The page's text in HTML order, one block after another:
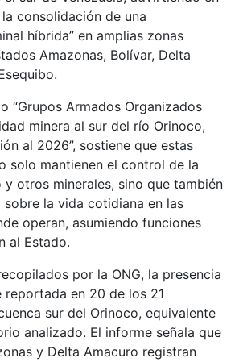
consolidación de una
híbrida” en amplias zonas
Amazonas, Bolívar, Delta
“Grupos Armados Organizados
minera al sur del río Orinoco,
al 2026”, sostiene que estas
solo mantienen el control de la
otros minerales, sino que también
sobre la vida cotidiana en las
operan, asumiendo funciones
al Estado.
por la ONG, la presencia
en 20 de los 21
sur del Orinoco, equivalente
analizado. El informe señala que
y Delta Amacuro registran